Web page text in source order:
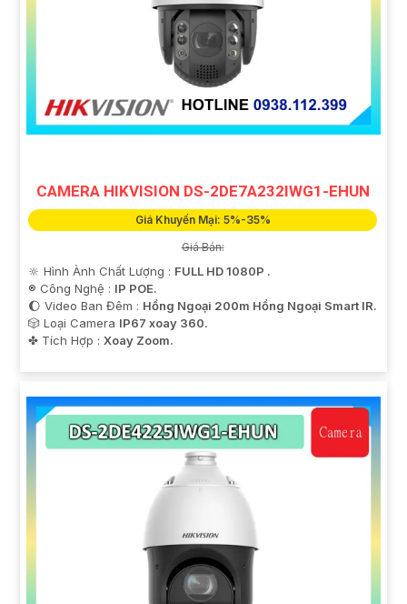
Nếu quý vị quan tâm đến việc lắp đặt camera Hikvision
giá rẻ và chuyên nghiệp cho dự án của mình, chúng tôi
luôn sẵn lòng hỗ trợ và tư vấn cho quý vị.
CAMERA HIKVISION DS-2DE7A232IWG1-EHUN
Giá Khuyến Mại: 5%-35%
Giá Bán:
🔆 Hình Ành Chất Lượng : FULL HD 1080P .
®️ Công Nghệ : IP POE.
🌔 Video Ban Đêm : Hồng Ngoại 200m Hồng Ngoại Smart IR.
🎲 Loại Camera IP67 xoay 360.
️✤ Tích Hợp : Xoay Zoom.